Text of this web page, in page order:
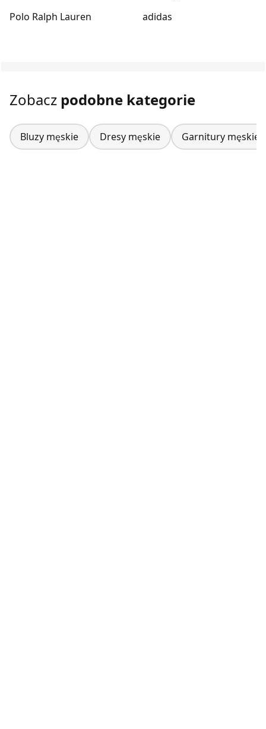
Polo Ralph Lauren
adidas
Zobacz podobne kategorie
Bluzy męskie Dresy męskie Garnitury męskie